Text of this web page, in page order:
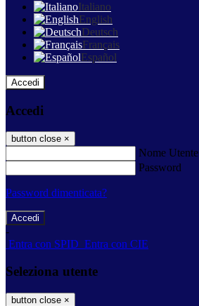
Italiano
English
Deutsch
Français
Español
Accedi
Accedi
button close ×
Nome Utente
Password
Password dimenticata?
-
Entra con SPID Entra con CIE
Seleziona utente
button close ×